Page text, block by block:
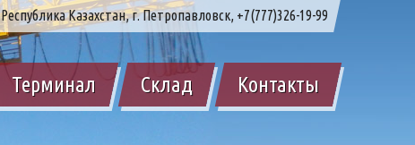
Республика Казахстан, г. Петропавловск, +7(777)326-19-99
Терминал Склад Контакты